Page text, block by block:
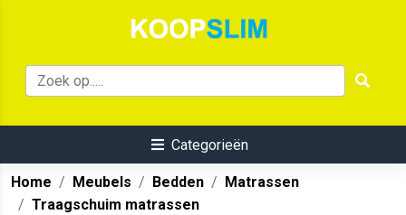
Categorieën
Home Meubels Bedden
Matrassen
Traagschuim matrassen